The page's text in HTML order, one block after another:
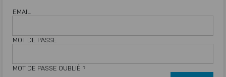
EMAIL
MOT DE PASSE
MOT DE PASSE OUBLIÉ ?